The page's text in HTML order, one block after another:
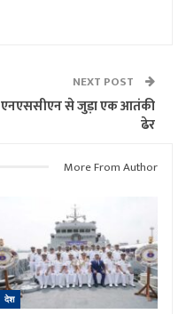
NEXT POST
एनएससीएन से जुड़ा एक आतंकी
ढेर
More From Author
देश